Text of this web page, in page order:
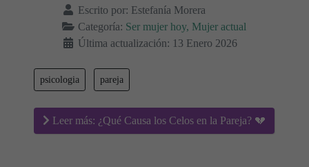
Escrito por: Estefanía Morera
Categoría: Ser mujer hoy, Mujer actual
Última actualización: 13 Enero 2026
psicologia pareja
Leer más: ¿Qué Causa los Celos en la Pareja? 💔